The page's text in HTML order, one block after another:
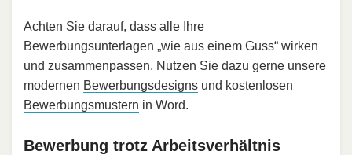
Achten Sie darauf, dass alle Ihre
Bewerbungsunterlagen „wie aus einem Guss“ wirken
und zusammenpassen. Nutzen Sie dazu gerne unsere
modernen Bewerbungsdesigns und kostenlosen
Bewerbungsmustern in Word.
Bewerbung trotz Arbeitsverhältnis